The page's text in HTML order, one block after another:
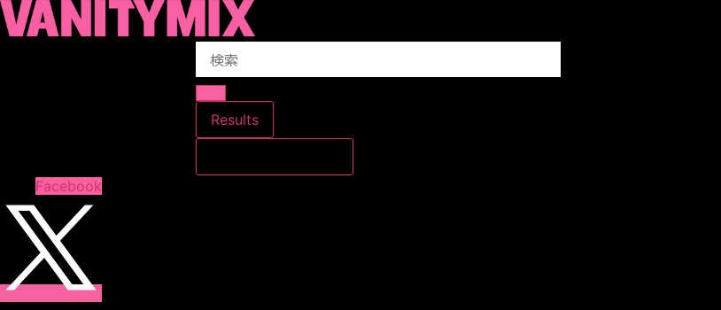
コ
ン
プ
Search
Results
Facebook